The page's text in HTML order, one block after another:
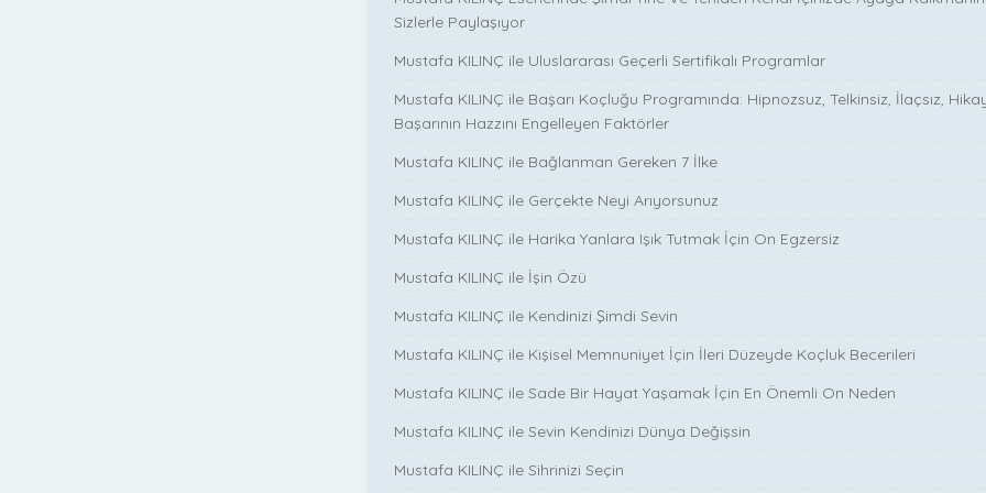
Sizlerle Paylaşıyor
Mustafa KILINÇ ile Uluslararası Geçerli Sertifikalı Programlar
Mustafa KILINÇ ile Başarı Koçluğu Programında: Hipnozsuz, Telkinsiz, İlaçsız,
Başarının Hazzını Engelleyen Faktörler
Mustafa KILINÇ ile Bağlanman Gereken 7 İlke
Mustafa KILINÇ ile Gerçekte Neyi Arıyorsunuz
Mustafa KILINÇ ile Harika Yanlara Işık Tutmak İçin On Egzersiz
Mustafa KILINÇ ile İşin Özü
Mustafa KILINÇ ile Kendinizi Şimdi Sevin
Mustafa KILINÇ ile Kişisel Memnuniyet İçin İleri Düzeyde Koçluk Becerileri
Mustafa KILINÇ ile Sade Bir Hayat Yaşamak İçin En Önemli On Neden
Mustafa KILINÇ ile Sevin Kendinizi Dünya Değişsin
Mustafa KILINÇ ile Sihrinizi Seçin